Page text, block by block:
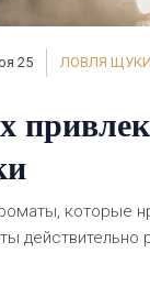
25 ЛОВЛЯ ЩУКИ
которые
действительно